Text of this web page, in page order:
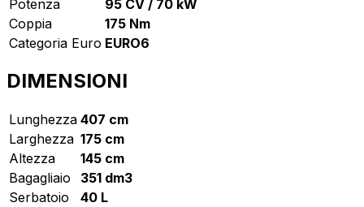
Potenza
95 CV / 70 kW
Coppia
175 Nm
Categoria Euro EURO6
DIMENSIONI
Lunghezza 407 cm
Larghezza 175 cm
Altezza
145 cm
Bagagliaio
351 dm3
Serbatoio
40 L